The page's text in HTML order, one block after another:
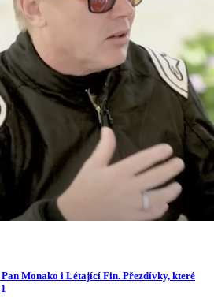
Monako i Létající Fin. Přezdívky, které